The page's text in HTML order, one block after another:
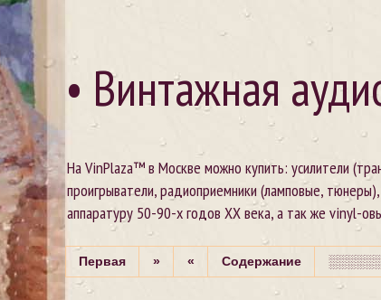
• Винтажная
На VinPlaza™ в Москве можно купить: усилители
проигрыватели, радиоприемники (ламповые,
аппаратуру 50-90-х годов XX века, а так же vinyl-
Первая » « Содержание